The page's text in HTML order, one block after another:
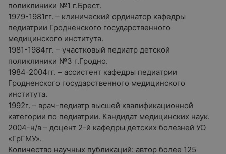
поликлиники №1 г.Брест.
1979-1981гг. – клинический ординатор кафедры
педиатрии Гродненского государственного
медицинского института.
1981-1984гг. – участковый педиатр детской
поликлиники №3 г.Гродно.
1984-2004гг. – ассистент кафедры педиатрии
Гродненского государственного медицинского
института.
1992г. – врач-педиатр высшей квалификационной
категории по педиатрии. Кандидат медицинских наук.
2004-н/в – доцент 2-й кафедры детских болезней УО
«ГрГМУ».
Количество научных публикаций: автор более 125